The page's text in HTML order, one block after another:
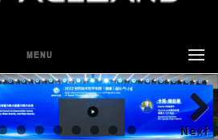
MENU
Next